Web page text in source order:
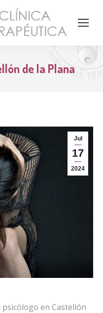
de la Plana
Jul
17
2024
psicólogo en Castellón